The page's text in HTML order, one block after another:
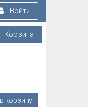
Войти
Корзина
в корзину